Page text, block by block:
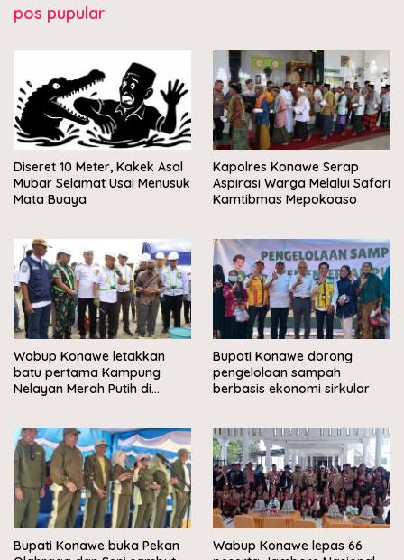
pos pupular
Diseret 10 Meter, Kakek Asal
Mubar Selamat Usai Menusuk
Mata Buaya
Kapolres Konawe Serap
Aspirasi Warga Melalui Safari
Kamtibmas Mepokoaso
Wabup Konawe letakkan
batu pertama Kampung
Nelayan Merah Putih di
Bupati Konawe dorong
pengelolaan sampah
berbasis ekonomi sirkular
Bupati Konawe buka Pekan
Wabup Konawe lepas 66